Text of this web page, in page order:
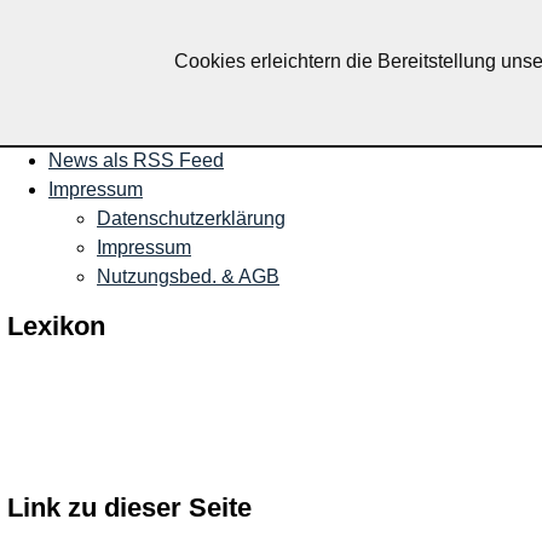
News als RSS Feed
Impressum
Datenschutzerklärung
Impressum
Nutzungsbed. & AGB
Lexikon
Link zu dieser Seite
Cookies erleichtern die Bereitstellung